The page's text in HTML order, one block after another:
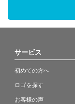
サービス
初めての方へ
ロゴを探す
お客様の声